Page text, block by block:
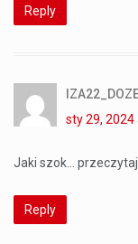
Reply
sty 29, 2024
Jaki szok…
Reply